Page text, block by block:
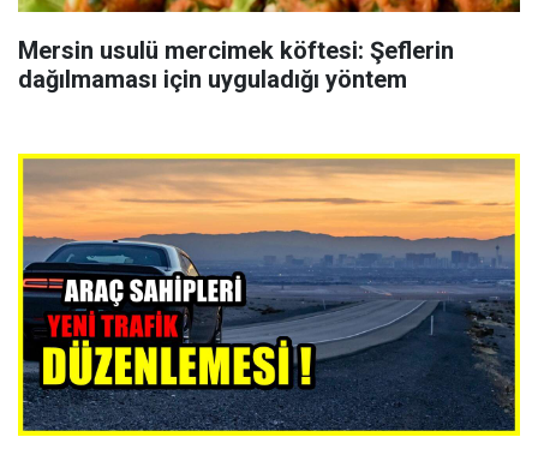
Mersin usulü mercimek köftesi: Şeflerin
dağılmaması için uyguladığı yöntem